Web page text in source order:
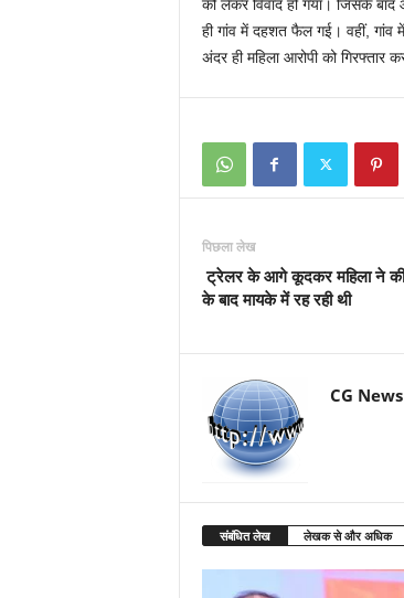
को लेकर विवाद हो गया। जिसके
ही गांव में दहशत फैल गई। वहीं, गांव
अंदर ही महिला आरोपी को गिरफ्तार
पिछला लेख
ट्रेलर के आगे कूदकर महिला ने की
के बाद मायके में रह रही थी
CG News
संबंधित लेख लेखक से और अधिक